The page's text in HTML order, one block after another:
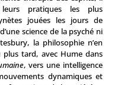
pratiques les plus
jouées les jours de
science de la psyché ni
la philosophie n’en
tard, avec Hume dans
, vers une intelligence
dynamiques et